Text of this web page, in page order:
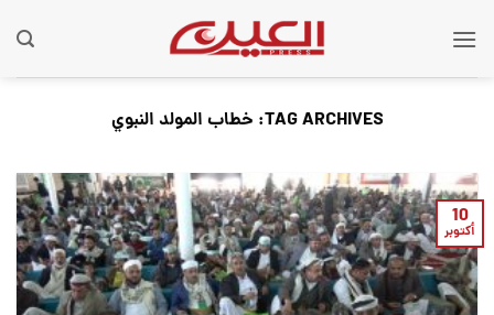
TAG ARCHIVES: خطاب المولد النبوي
10
أكتوبر